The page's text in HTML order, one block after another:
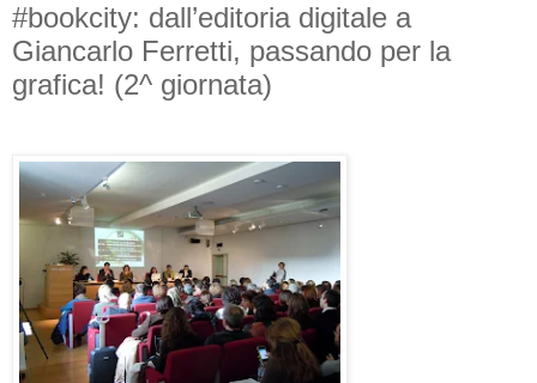
#bookcity: dall’editoria digitale a
Giancarlo Ferretti, passando per la
grafica! (2^ giornata)